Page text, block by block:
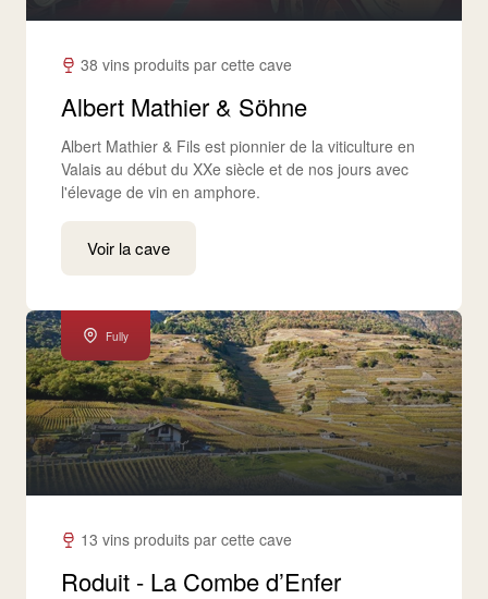
38 vins produits par cette cave
Albert Mathier & Söhne
Albert Mathier & Fils est pionnier de la viticulture en
Valais au début du XXe siècle et de nos jours avec
l'élevage de vin en amphore.
Voir la cave
Fully
13 vins produits par cette cave
Roduit - La Combe d’Enfer